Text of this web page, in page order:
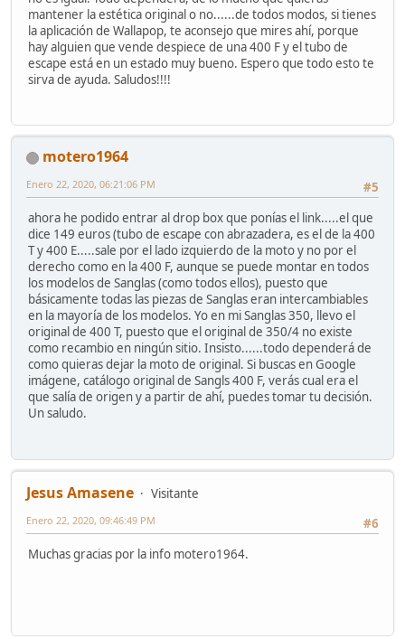
mantener la estética original o no......de todos modos, si tienes
la aplicación de Wallapop, te aconsejo que mires ahí, porque
hay alguien que vende despiece de una 400 F y el tubo de
escape está en un estado muy bueno. Espero que todo esto te
sirva de ayuda. Saludos!!!!
motero1964
#5
Enero 22, 2020, 06:21:06 PM
ahora he podido entrar al drop box que ponías el link.....el que
dice 149 euros (tubo de escape con abrazadera, es el de la 400
T y 400 E.....sale por el lado izquierdo de la moto y no por el
derecho como en la 400 F, aunque se puede montar en todos
los modelos de Sanglas (como todos ellos), puesto que
básicamente todas las piezas de Sanglas eran intercambiables
en la mayoría de los modelos. Yo en mi Sanglas 350, llevo el
original de 400 T, puesto que el original de 350/4 no existe
como recambio en ningún sitio. Insisto......todo dependerá de
como quieras dejar la moto de original. Si buscas en Google
imágene, catálogo original de Sangls 400 F, verás cual era el
que salía de origen y a partir de ahí, puedes tomar tu decisión.
Un saludo.
Jesus Amasene
Visitante
#6
Enero 22, 2020, 09:46:49 PM
Muchas gracias por la info motero1964.